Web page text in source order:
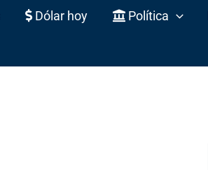
Dólar hoy Política